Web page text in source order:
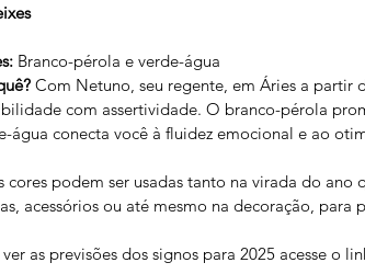
Branco-pérola e verde-água
Com Netuno, seu regente, em Áries a partir
com assertividade. O branco-pérola
água conecta você à fluidez emocional e ao
cores podem ser usadas tanto na virada do
acessórios ou até mesmo na decoração, para
ver as previsões dos signos para 2025 acesse o